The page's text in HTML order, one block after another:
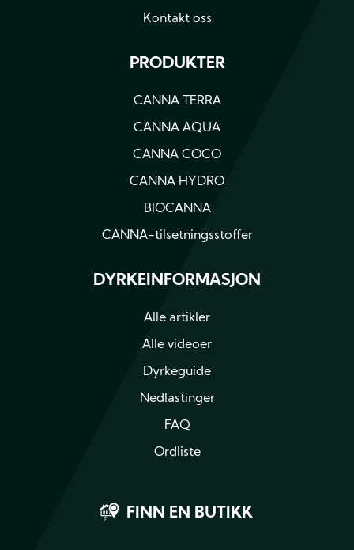
Kontakt oss
PRODUKTER
CANNA TERRA
CANNA AQUA
CANNA COCO
CANNA HYDRO
BIOCANNA
CANNA-tilsetningsstoffer
DYRKEINFORMASJON
Alle artikler
Alle videoer
Dyrkeguide
Nedlastinger
FAQ
Ordliste
FINN EN BUTIKK